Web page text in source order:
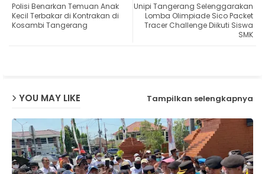
ter ats
Unipi Tangerang Selenggarakan
Lomba Olimpiade Sico Packet
Tracer Challenge Diikuti Siswa
SMK
Polisi Benarkan Temuan Anak
Kecil Terbakar di Kontrakan di
Kosambi Tangerang
YOU MAY LIKE Tampilkan selengkapnya